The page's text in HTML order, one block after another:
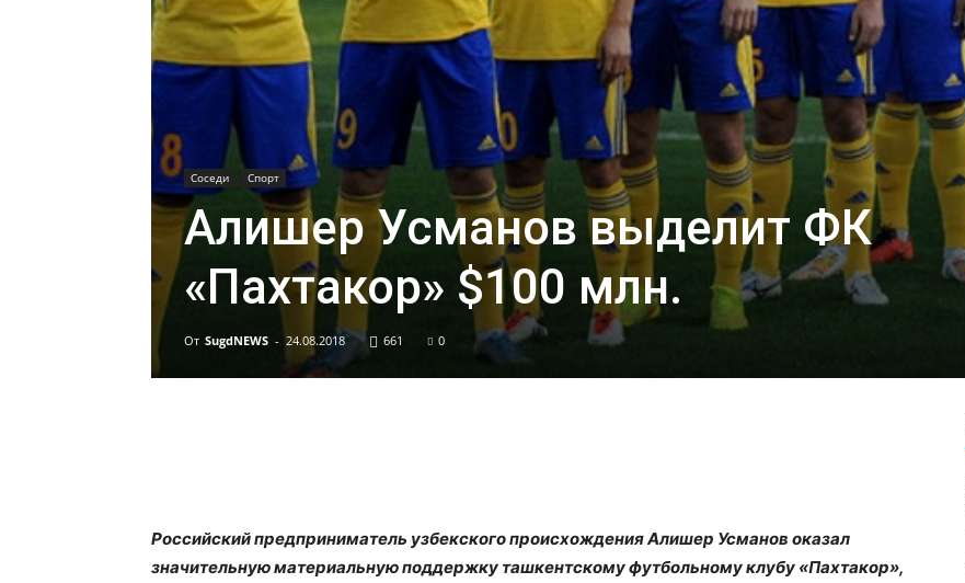
Соседи Спорт
Алишер Усманов выделит ФК
«Пахтакор» $100 млн.
От SugdNEWS - 24.08.2018 661 0
Российский предприниматель узбекского происхождения Алишер Усманов оказал
значительную материальную поддержку ташкентскому футбольному клубу «Пахтакор»,